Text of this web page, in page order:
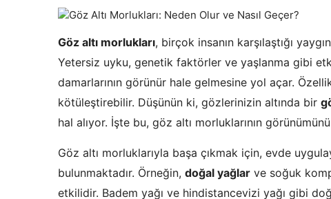
Göz altı morlukları, birçok insanın karşılaştığı
Yetersiz uyku, genetik faktörler ve yaşlanma gibi
damarlarının görünür hale gelmesine yol açar.
kötüleştirebilir. Düşünün ki, gözlerinizin altında bir
hal alıyor. İşte bu, göz altı morluklarının
Göz altı morluklarıyla başa çıkmak için, evde
bulunmaktadır. Örneğin, doğal yağlar ve soğuk
etkilidir. Badem yağı ve hindistancevizi yağı gibi